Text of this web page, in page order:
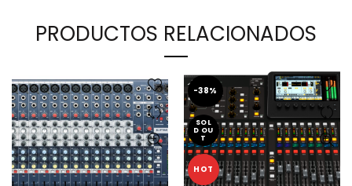
PRODUCTOS RELACIONADOS
-38%
SOL
D OU
T
HOT